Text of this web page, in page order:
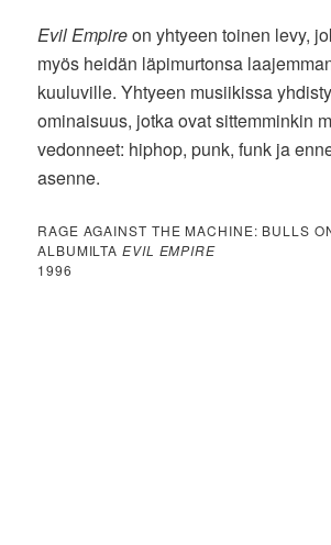
Evil Empireon yhtyeen toinen levy,
myös heidän läpimurtonsa
kuuluville. Yhtyeen musiikissa
ominaisuus, jotka ovat sittemminkin
vedonneet: hiphop, punk, funk ja
asenne.
RAGE AGAINST THE MACHINE: BULLS
ALBUMILTAEVIL EMPIRE
1996